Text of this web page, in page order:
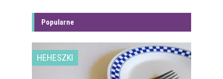
Popularne
HEHESZKI